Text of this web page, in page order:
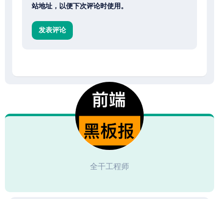
站地址，以便下次评论时使用。
全干工程师